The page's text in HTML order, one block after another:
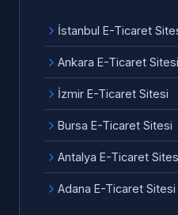
İstanbul E-Ticaret
Ankara E-Ticaret Sitesi
İzmir E-Ticaret Sitesi
Bursa E-Ticaret Sitesi
Antalya E-Ticaret
Adana E-Ticaret Sitesi